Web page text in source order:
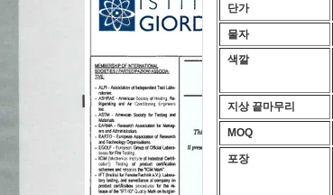
단가
물자
색깔
지상 끝마무리
MOQ
포장